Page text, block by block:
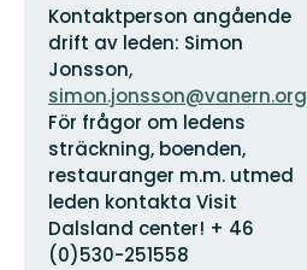
Adress
Kontaktperson angående
drift av leden: Simon
Jonsson,
simon.jonsson@vanern.org
För frågor om ledens
sträckning, boenden,
restauranger m.m. utmed
leden kontakta Visit
Dalsland center! + 46
(0)530-251558